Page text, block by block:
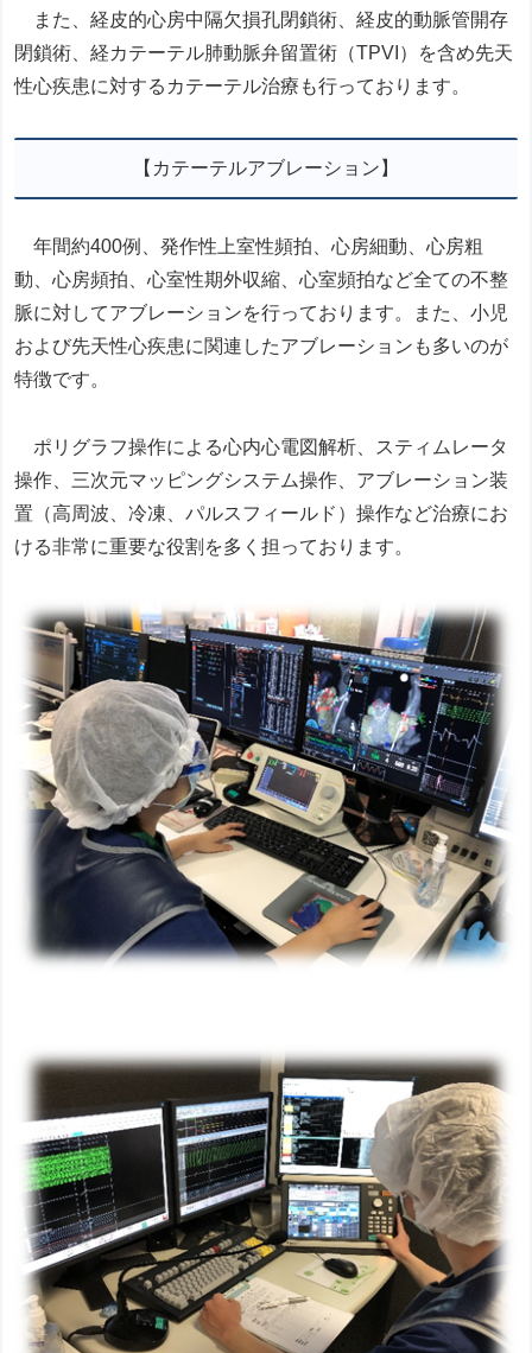
また、経皮的心房中隔欠損孔閉鎖術、経皮的動脈管開存
閉鎖術、経カテーテル肺動脈弁留置術（TPVI）を含め先天
性心疾患に対するカテーテル治療も行っております。
【カテーテルアブレーション】
年間約400例、発作性上室性頻拍、心房細動、心房粗
動、心房頻拍、心室性期外収縮、心室頻拍など全ての不整
脈に対してアブレーションを行っております。また、小児
および先天性心疾患に関連したアブレーションも多いのが
特徴です。
ポリグラフ操作による心内心電図解析、スティムレータ
操作、三次元マッピングシステム操作、アブレーション装
置（高周波、冷凍、パルスフィールド）操作など治療にお
ける非常に重要な役割を多く担っております。